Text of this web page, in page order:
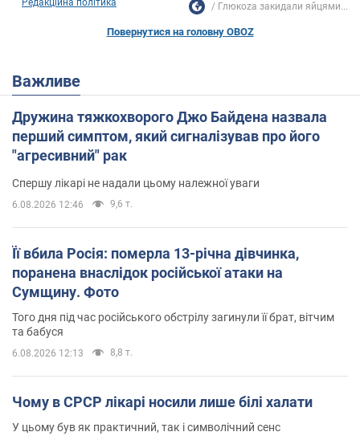
Глюкоzа закидали яйцями...
Повернутися на головну OBOZ
Важливе
Дружина тяжкохворого Джо Байдена назвала
перший симптом, який сигналізував про його
"агресивний" рак
Спершу лікарі не надали цьому належної уваги
6.08.2026 12:46 9,6 т.
Її вбила Росія: померла 13-річна дівчинка,
поранена внаслідок російської атаки на
Сумщину. Фото
Того дня під час російського обстрілу загинули її брат, вітчим
та бабуся
6.08.2026 12:13 8,8 т.
Чому в СРСР лікарі носили лише білі халати
У цьому був як практичний, так і символічний сенс